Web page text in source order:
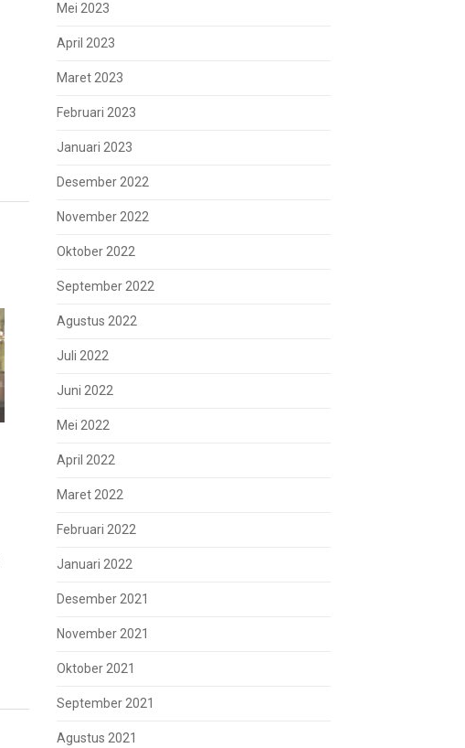
Mei 2023
April 2023
Maret 2023
Februari 2023
Januari 2023
Desember 2022
November 2022
Oktober 2022
September 2022
Agustus 2022
Juli 2022
Juni 2022
Mei 2022
April 2022
Maret 2022
Februari 2022
Januari 2022
Desember 2021
November 2021
Oktober 2021
September 2021
Agustus 2021